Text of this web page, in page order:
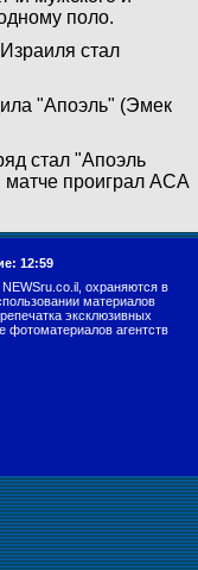
поло.
стал
"Апоэль" (Эмек
стал "Апоэль
матче проиграл АСА
12:59
охраняются в
материалов
эксклюзивных
фотоматериалов агентств